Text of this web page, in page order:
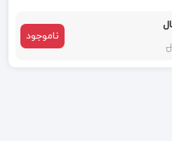
ناموجود